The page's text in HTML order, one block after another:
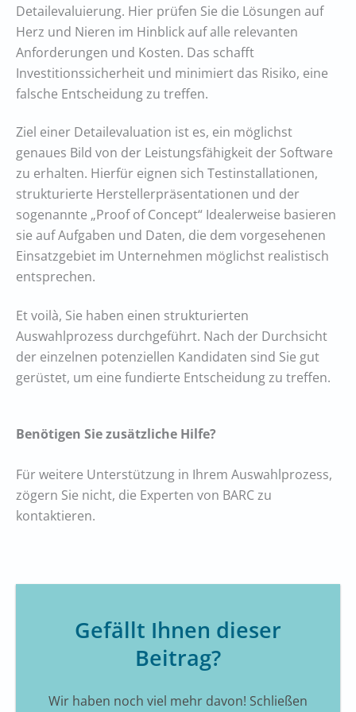
Detailevaluierung. Hier prüfen Sie die Lösungen auf
Herz und Nieren im Hinblick auf alle relevanten
Anforderungen und Kosten. Das schafft
Investitionssicherheit und minimiert das Risiko, eine
falsche Entscheidung zu treffen.
Ziel einer Detailevaluation ist es, ein möglichst
genaues Bild von der Leistungsfähigkeit der Software
zu erhalten. Hierfür eignen sich Testinstallationen,
strukturierte Herstellerpräsentationen und der
sogenannte „Proof of Concept“ Idealerweise basieren
sie auf Aufgaben und Daten, die dem vorgesehenen
Einsatzgebiet im Unternehmen möglichst realistisch
entsprechen.
Et voilà, Sie haben einen strukturierten
Auswahlprozess durchgeführt. Nach der Durchsicht
der einzelnen potenziellen Kandidaten sind Sie gut
gerüstet, um eine fundierte Entscheidung zu treffen.
Benötigen Sie zusätzliche Hilfe?
Für weitere Unterstützung in Ihrem Auswahlprozess,
zögern Sie nicht, die Experten von BARC zu
kontaktieren.
Gefällt Ihnen dieser
Beitrag?
Wir haben noch viel mehr davon! Schließen